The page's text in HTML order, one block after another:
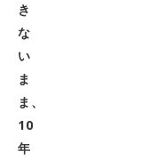
き
な
い
ま
ま、
10
年